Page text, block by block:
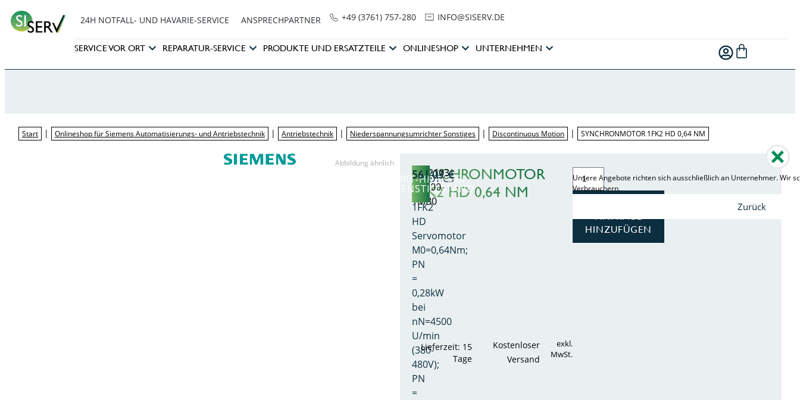
24H NOTFALL- UND HAVARIE-SERVICE ANSPRECHPARTNER +49 (3761) 757-280 ED.VRE
SIS@OF
NI
SERVICE VOR ORT REPARATUR-SERVICE PRODUKTE UND ERSATZTEILE ONLINESHOP UNTERNEHMEN
Start | Onlineshop für Siemens Automatisierungs- und Antriebstechnik | Antriebstechnik | Niederspannungsumrichter Sonstiges | Discontinuous Motion | SYNCHRONMOTOR 1FK2 HD 0,64 NM
Abbildung ähnlich
SYNCHRONMOTOR
1FK2 HD 0,64 NM
1FK2103-
2AH00-
1MB0
SIMOTICS
S-
1FK2
HD
Servomotor
M0=0,64Nm;
PN
=
0,28kW
bei
nN=4500
U/min
(380-
480V);
PN
=
SOFORT-HILFE BEI
ANLAGENSTILLSTAND
561,03€
Lieferzeit: 15
Tage
Kostenloser
Versand
exkl.
MwSt.
ANFRAGE
HINZUFÜGEN
Unsere Angebote richten sich ausschließlich an Unternehmer. Wir
Verbrauchern.
Zurück